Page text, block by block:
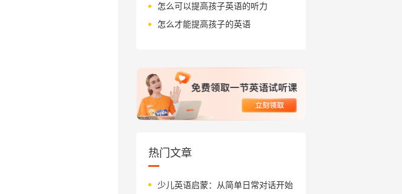
怎么可以提高孩子英语的听力
怎么才能提高孩子的英语
热门文章
少儿英语启蒙：从简单日常对话开始